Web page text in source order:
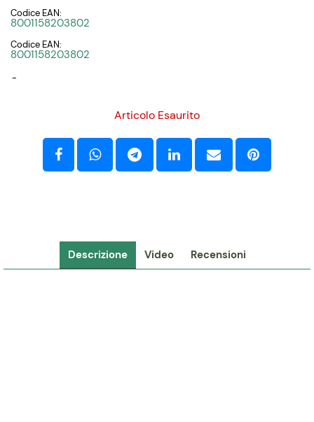
Codice EAN:
8001158203802
Codice EAN:
8001158203802
-
Articolo Esaurito
Descrizione Video Recensioni